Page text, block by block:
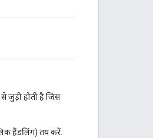
से जुड़ी होती है जिस
हैंडलिंग) तय करें.